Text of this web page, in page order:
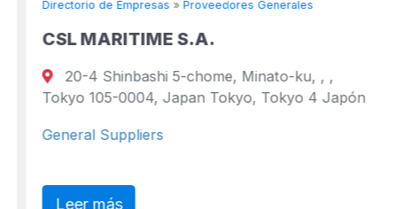
Directorio de Empresas» Proveedores Generales
CSL MARITIME S.A.
20-4 Shinbashi 5-chome, Minato-ku, , ,
Tokyo 105-0004, Japan Tokyo, Tokyo 4 Japón
General Suppliers
Leer más